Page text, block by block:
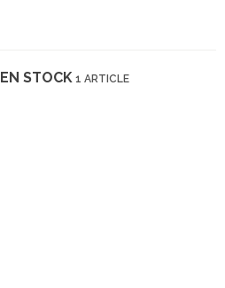
EN STOCK 1 ARTICLE